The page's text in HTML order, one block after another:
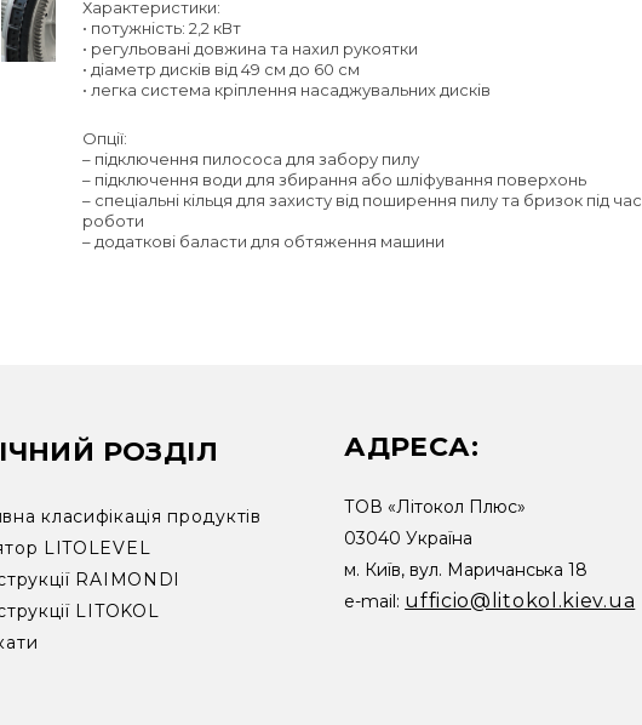
Характеристики:
• потужність: 2,2 кВт
• регульовані довжина та нахил рукоятки
• діаметр дисків від 49 см до 60 см
• легка система кріплення насаджувальних дисків
Опції:
– підключення пилососа для забору пилу
– підключення води для збирання або шліфування поверхонь
– спеціальні кільця для захисту від поширення пилу та бризок під час
роботи
– додаткові баласти для обтяження машини
РОЗДІЛ
класифікація продуктів
LITOLEVEL
RAIMONDI
LITOKOL
АДРЕСА:
ТОВ «Літокол Плюс»
03040 Україна
м. Київ, вул. Маричанська 18
e-mail: ufficio@litokol.kiev.ua